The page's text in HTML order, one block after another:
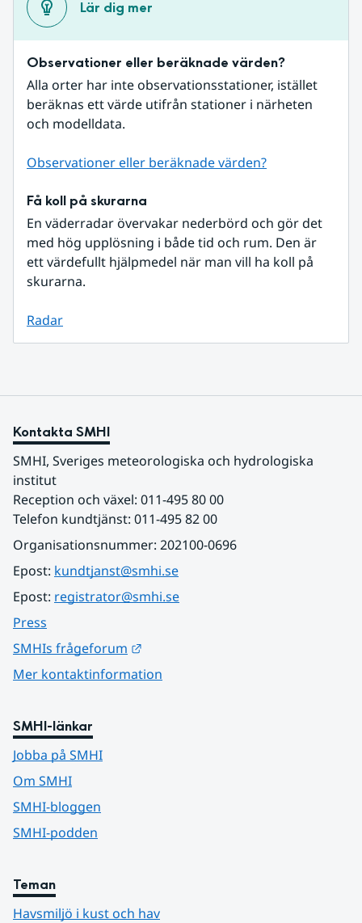
Lär dig mer
Observationer eller beräknade värden?
Alla orter har inte observationsstationer, istället
beräknas ett värde utifrån stationer i närheten
och modelldata.
Observationer eller beräknade värden?
Få koll på skurarna
En väderradar övervakar nederbörd och gör det
med hög upplösning i både tid och rum. Den är
ett värdefullt hjälpmedel när man vill ha koll på
skurarna.
Radar
Kontakta SMHI
SMHI, Sveriges meteorologiska och hydrologiska
institut
Reception och växel: 011-495 80 00
Telefon kundtjänst: 011-495 82 00
Organisationsnummer: 202100-0696
Epost: kundtjanst@smhi.se
Epost: registrator@smhi.se
Press
SMHIs frågeforum
Mer kontaktinformation
SMHI-länkar
Jobba på SMHI
Om SMHI
SMHI-bloggen
SMHI-podden
Teman
Havsmiljö i kust och hav